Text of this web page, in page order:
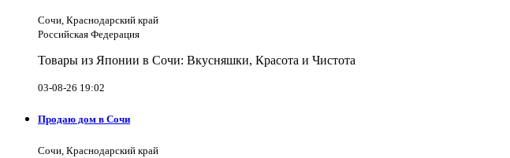
Сочи, Краснодарский край
Российская Федерация
Товары из Японии в Сочи: Вкусняшки, Красота и Чистота
03-08-26 19:02
Продаю дом в Сочи
Сочи, Краснодарский край